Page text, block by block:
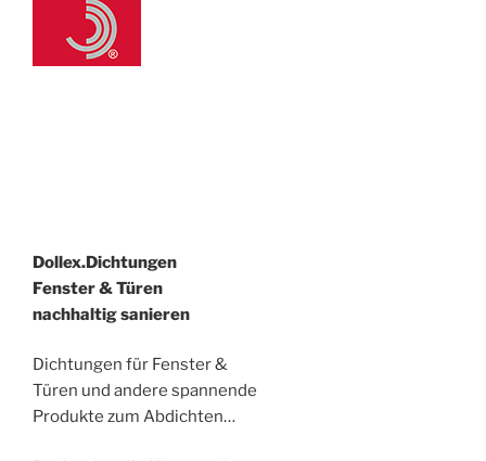
Dollex.Dichtungen
Fenster & Türen
nachhaltig sanieren
Dichtungen für Fenster &
Türen und andere spannende
Produkte zum Abdichten…